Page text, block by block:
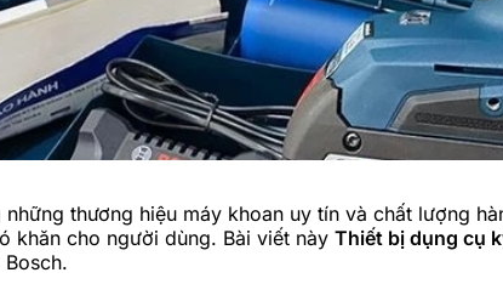
thương hiệu máy khoan uy tín và chất lượng
khăn cho người dùng. Bài viết này Thiết bị dụng cụ